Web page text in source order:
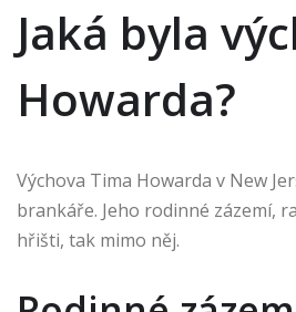
Jaká byla
Howarda?
Výchova Tima Howarda v New
brankáře. Jeho rodinné zázemí,
hřišti, tak mimo něj.